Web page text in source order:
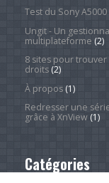
Test du Sony
Ungit - Un
multiplateforme (2)
8 sites pour
droits(2)
À propos(1)
Redresser une
grâce à XnView(1)
Catégories